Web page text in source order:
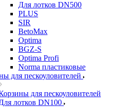
Для лотков DN500
PLUS
SIR
BetoMax
Optima
BGZ-S
Optima Profi
Norma пластиковые
для пескоуловителей
для пескоуловителей
лотков DN100